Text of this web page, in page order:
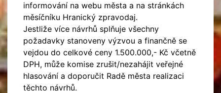
informování na webu města a na stránkách
měsíčníku Hranický zpravodaj.
Jestliže více návrhů splňuje všechny
požadavky stanoveny výzvou a finančně se
vejdou do celkové ceny 1.500.000,- Kč včetně
DPH, může komise zrušit/nezahájit veřejné
hlasování a doporučit Radě města realizaci
těchto návrhů.